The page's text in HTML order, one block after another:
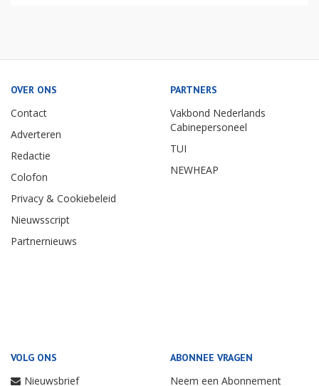
OVER ONS
Contact
Adverteren
Redactie
Colofon
Privacy & Cookiebeleid
Nieuwsscript
Partnernieuws
PARTNERS
Vakbond Nederlands
Cabinepersoneel
TUI
NEWHEAP
VOLG ONS
Nieuwsbrief
ABONNEE VRAGEN
Neem een Abonnement